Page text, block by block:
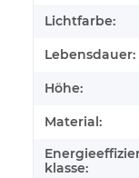
Lichtfarbe:
Lebensdauer:
Höhe:
Material:
klasse: